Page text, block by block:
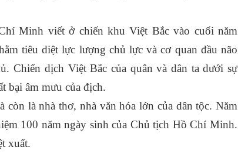
Minh viết ở chiến khu Việt Bắc vào cuối năm
tiêu diệt lực lượng chủ lực và cơ quan đầu não
Chiến dịch Việt Bắc của quân và dân ta dưới sự
bại âm mưu của địch.
là nhà thơ, nhà văn hóa lớn của dân tộc. Năm
100 năm ngày sinh của Chủ tịch Hồ Chí Minh.
xuất.